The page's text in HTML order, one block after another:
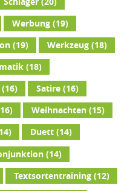
Werbung(19)
(19) Werkzeug(18)
(18)
(16) Satire(16)
Weihnachten(15)
Duett(14)
(14)
Textsortentraining(12)